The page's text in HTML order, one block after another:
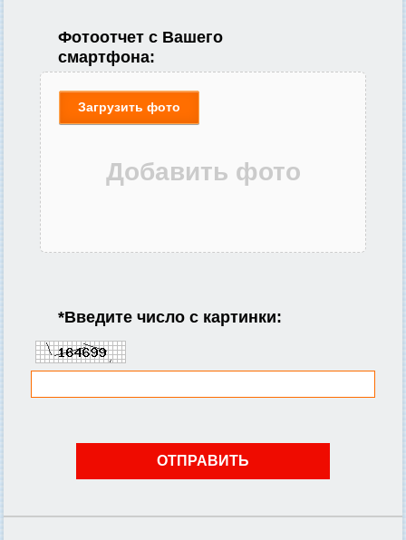
Фотоотчет с Вашего
смартфона:
Загрузить фото
*Введите число с картинки: